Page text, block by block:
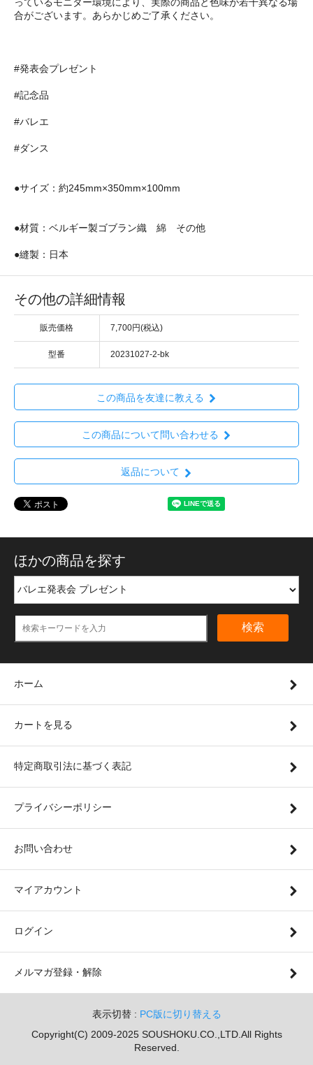
っているモニター環境により、実際の商品と色味が若干異なる場
合がございます。あらかじめご了承ください。
#発表会プレゼント
#記念品
#バレエ
#ダンス
●サイズ：約245mm×350mm×100mm
●材質：ベルギー製ゴブラン織 綿 その他
●縫製：日本
その他の詳細情報
販売価格 7,700円(税込)
型番 20231027-2-bk
この商品を友達に教える
この商品について問い合わせる
返品について
ほかの商品を探す
検索
ホーム
カートを見る
特定商取引法に基づく表記
プライバシーポリシー
お問い合わせ
マイアカウント
ログイン
メルマガ登録・解除
表示切替 : PC版に切り替える
Copyright(C) 2009-2025 SOUSHOKU.CO.,LTD.All Rights
Reserved.